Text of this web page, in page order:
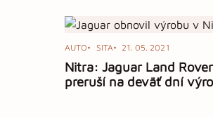
AUTO SITA 21. 05. 2021
Nitra: Jaguar Land Rover
preruší na deväť dní